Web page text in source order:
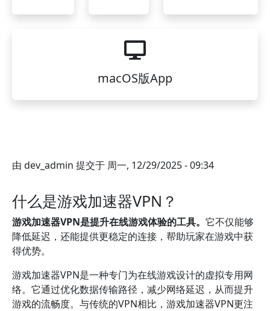
macOS版App
由 dev_admin 提交于 周一, 12/29/2025 - 09:34
什么是游戏加速器VPN？
游戏加速器VPN是提升在线游戏体验的工具。 它不仅能够
降低延迟，还能提供更稳定的连接，帮助玩家在游戏中获
得优势。
游戏加速器VPN是一种专门为在线游戏设计的虚拟专用网
络。它通过优化数据传输路径，减少网络延迟，从而提升
游戏的流畅度。与传统的VPN相比，游戏加速器VPN更注